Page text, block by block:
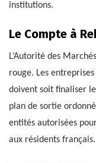
institutions.
Le Compte à
L’Autorité des
rouge. Les
doivent soit finaliser
plan de sortie
entités autorisées
aux résidents français.